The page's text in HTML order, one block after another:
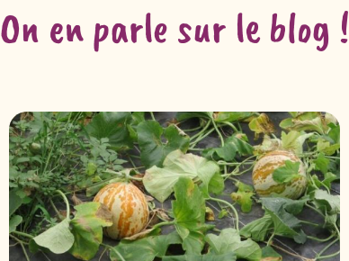
On en parle sur le blog !